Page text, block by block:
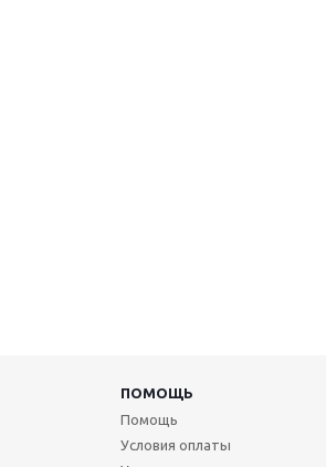
ПОМОЩЬ
Помощь
Условия оплаты